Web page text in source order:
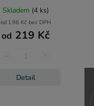
Skladem (4 ks)
od 196 Kč bez DPH
od 219 Kč
Detail